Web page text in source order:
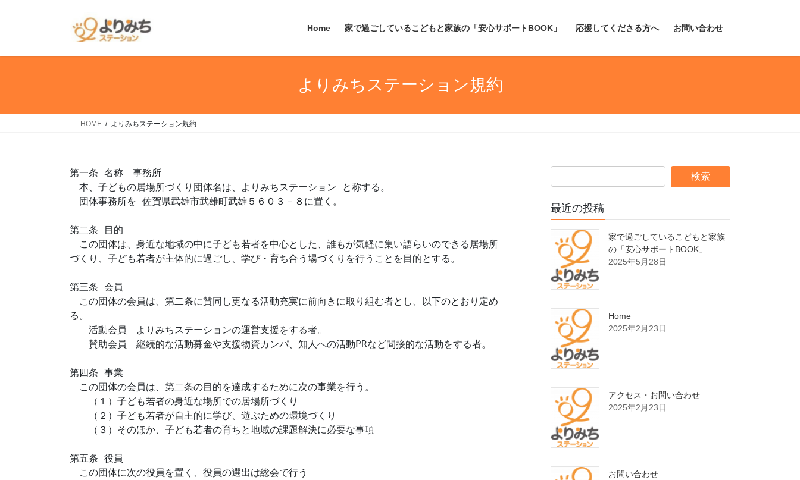
Home 家で過ごしているこどもと家族の「安心サポートBOOK」 応援してくださる方へ お問い合わせ
よりみちステーション規約
HOME よりみちステーション規約
第一条 名称　事務所
本、子どもの居場所づくり団体名は、よりみちステーション と称する。
団体事務所を 佐賀県武雄市武雄町武雄５６０３－８に置く。
第二条 目的
この団体は、身近な地域の中に子ども若者を中心とした、誰もが気軽に集い語らいのできる居場所
づくり、子ども若者が主体的に過ごし、学び・育ち合う場づくりを行うことを目的とする。
第三条 会員
この団体の会員は、第二条に賛同し更なる活動充実に前向きに取り組む者とし、以下のとおり定め
る。
活動会員　よりみちステーションの運営支援をする者。
賛助会員　継続的な活動募金や支援物資カンパ、知人への活動PRなど間接的な活動をする者。
第四条 事業
この団体の会員は、第二条の目的を達成するために次の事業を行う。
（１）子ども若者の身近な場所での居場所づくり
（２）子ども若者が自主的に学び、遊ぶための環境づくり
（３）そのほか、子ども若者の育ちと地域の課題解決に必要な事項
第五条 役員
この団体に次の役員を置く、役員の選出は総会で行う
最近の投稿
家で過ごしているこどもと家族
の「安心サポートBOOK」
2025年5月28日
Home
2025年2月23日
アクセス・お問い合わせ
2025年2月23日
お問い合わせ